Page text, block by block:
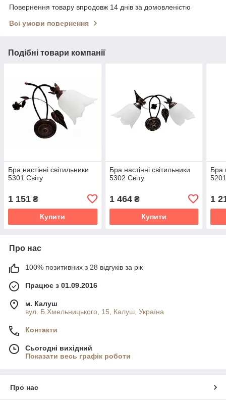
Повернення товару впродовж 14 днів за домовленістю
Всі умови повернення
Подібні товари компанії
Бра настінні світильники
5301 Світу
1 151 ₴
Купити
Бра настінні світильники
5302 Світу
1 464₴
Купити
Бра
1
Про нас
100% позитивних з 28 відгуків за рік
Працює з 01.09.2016
м. Калуш
вул. Б.Хмельницького, 15, Калуш, Україна
Контакти
Сьогодні вихідний
Показати весь графік роботи
Про нас